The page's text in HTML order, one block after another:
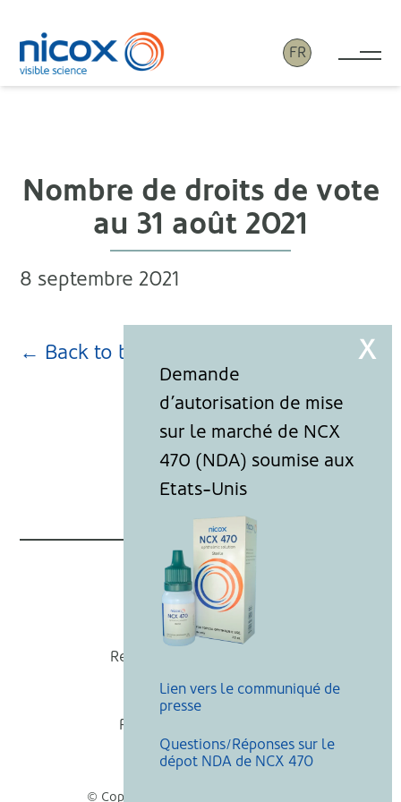
Nicox
FR
Nombre de droits de vote
au 31 août 2021
8 septembre 2021
← Back to blog page
Nicox
Recevoir nos actualités
Mentions légales
Politique de cookies
Recherche
© Copyright Nicox, Tous droits réservés
Lien vers le communiqué de
presse
Questions/Réponses sur le
dépot NDA de NCX 470